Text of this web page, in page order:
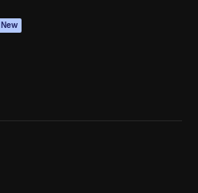
New